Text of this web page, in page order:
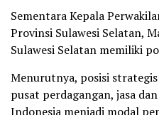
Sementara Kepala
Provinsi Sulawesi Selatan,
Sulawesi Selatan memiliki
Menurutnya, posisi strategis
pusat perdagangan, jasa
Indonesia menjadi modal